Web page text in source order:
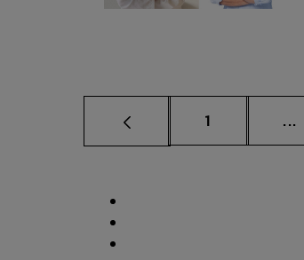
Página
1 ...